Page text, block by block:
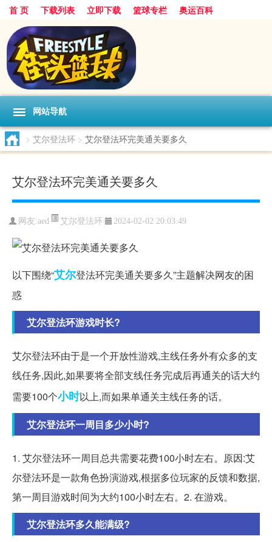
首 页 下载列表 立即下载 篮球专栏 奥运百科
网站导航
> 艾尔登法环 > 艾尔登法环完美通关要多久
艾尔登法环完美通关要多久
网友:aed 艾尔登法环 2024-02-02 20:03:49
以下围绕“艾尔登法环完美通关要多久”主题解决网友的困
惑
艾尔登法环游戏时长?
艾尔登法环由于是一个开放性游戏,主线任务外有众多的支
线任务,因此,如果要将全部支线任务完成后再通关的话大约
需要100个小时以上,而如果单通关主线任务的话。
艾尔登法环一周目多少小时?
1. 艾尔登法环一周目总共需要花费100小时左右。原因:艾
尔登法环是一款角色扮演游戏,根据多位玩家的反馈和数据,
第一周目游戏时间为大约100小时左右。2. 在游戏。
艾尔登法环多久能满级?